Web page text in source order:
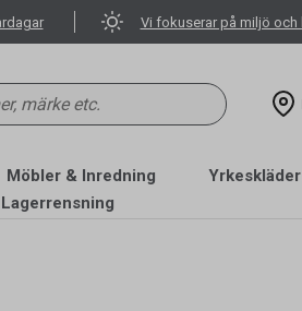
Vi fokuserar på miljö och
Möbler & Inredning
Lagerrensning